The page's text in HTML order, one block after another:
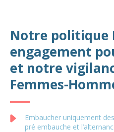
Notre politique
engagement
et notre
Femmes-
Embaucher uniquement
pré embauche et